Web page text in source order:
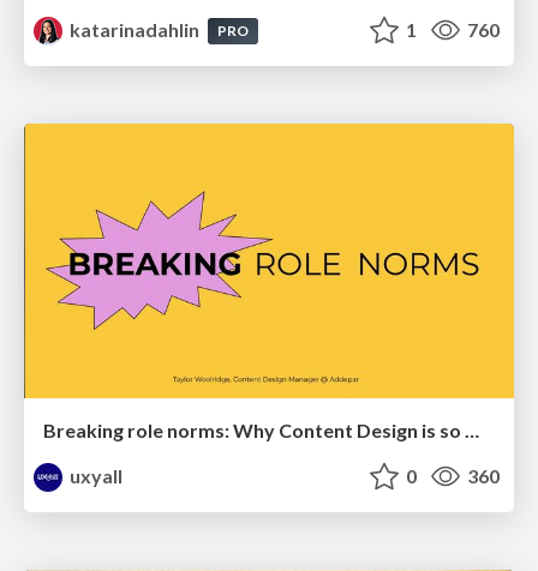
katarinadahlin
PRO 1 760
Breaking role norms: Why Content Design is so much more than writing copy - Taylor Woolridge
uxyall
0 360